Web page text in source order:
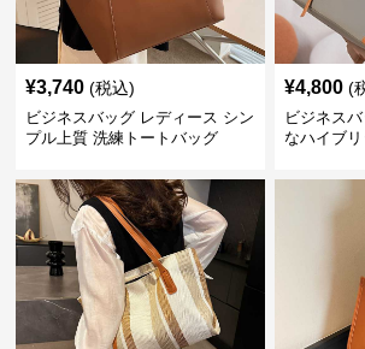
¥3,740 (税込)
ビジネスバッグ レディース シン
プル上質 洗練トートバッグ
¥4,800 (
ビジネス
なハイブ